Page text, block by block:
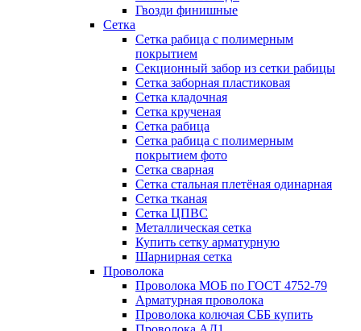
Гвозди финишные
Сетка
Сетка рабица с полимерным
покрытием
Секционный забор из сетки рабицы
Сетка заборная пластиковая
Сетка кладочная
Сетка крученая
Сетка рабица
Сетка рабица с полимерным
покрытием фото
Сетка сварная
Сетка стальная плетёная одинарная
Сетка тканая
Сетка ЦПВС
Металлическая сетка
Купить сетку арматурную
Шарнирная сетка
Проволока
Проволока МОБ по ГОСТ 4752-79
Арматурная проволока
Проволока колючая СББ купить